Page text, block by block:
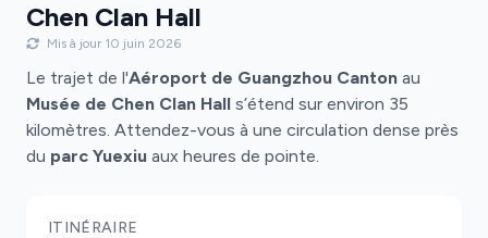
Chen Clan Hall
Mis à jour 10 juin 2026
Le trajet de l'Aéroport de Guangzhou Canton au
Musée de Chen Clan Hall s’étend sur environ 35
kilomètres. Attendez-vous à une circulation dense près
du parc Yuexiu aux heures de pointe.
ITINÉRAIRE